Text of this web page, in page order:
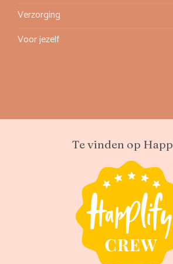
Verzorging
Voor jezelf
Te vinden op